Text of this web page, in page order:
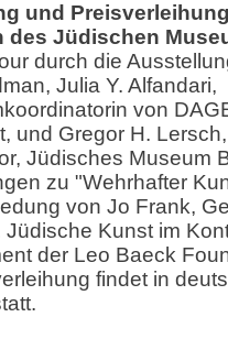
und
des Jüdischen
durch die
Julia Y. Alfandari,
von
und Gregor H.
Jüdisches Museum
zu "Wehrhafter
von Jo Frank,
Jüdische Kunst im
der Leo Baeck
findet in